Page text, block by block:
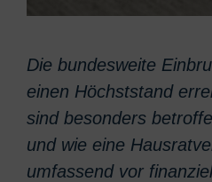
Die bundesweite
einen Höchststand
sind besonders
und wie eine
umfassend vor